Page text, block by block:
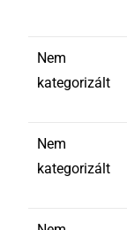
Nem
kategorizált
Nem
kategorizált